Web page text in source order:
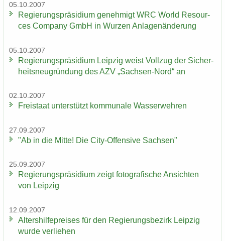
05.10.2007
Re­gie­rungs­prä­si­di­um ge­neh­migt WRC World Re­sour­
ces Com­pa­ny GmbH in Wur­zen An­la­gen­än­de­rung
05.10.2007
Re­gie­rungs­prä­si­di­um Leip­zig weist Voll­zug der Si­cher­
heits­neu­grün­dung des AZV „Sachsen-​Nord“ an
02.10.2007
Frei­staat un­ter­stützt kom­mu­na­le Was­ser­weh­ren
27.09.2007
"Ab in die Mitte! Die City-​Offensive Sach­sen"
25.09.2007
Re­gie­rungs­prä­si­di­um zeigt fo­to­gra­fi­sche An­sich­ten
von Leip­zig
12.09.2007
Al­ters­hil­fe­prei­ses für den Re­gie­rungs­be­zirk Leip­zig
wurde ver­lie­hen